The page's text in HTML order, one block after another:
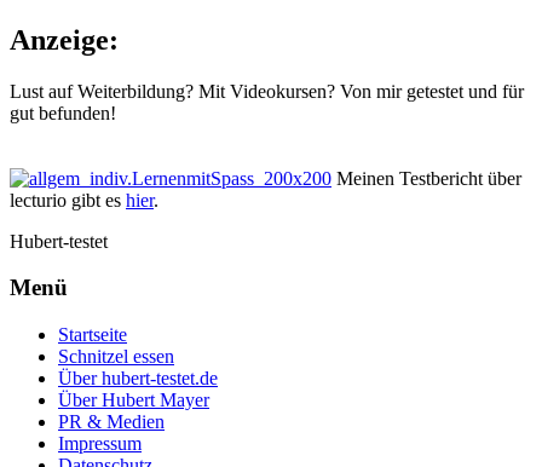
Anzeige:
Lust auf Weiterbildung? Mit Videokursen? Von mir getestet und für
gut befunden!
Meinen Testbericht über
lecturio gibt es hier.
Hubert-testet
Menü
Startseite
Schnitzel essen
Über hubert-testet.de
Über Hubert Mayer
PR & Medien
Impressum